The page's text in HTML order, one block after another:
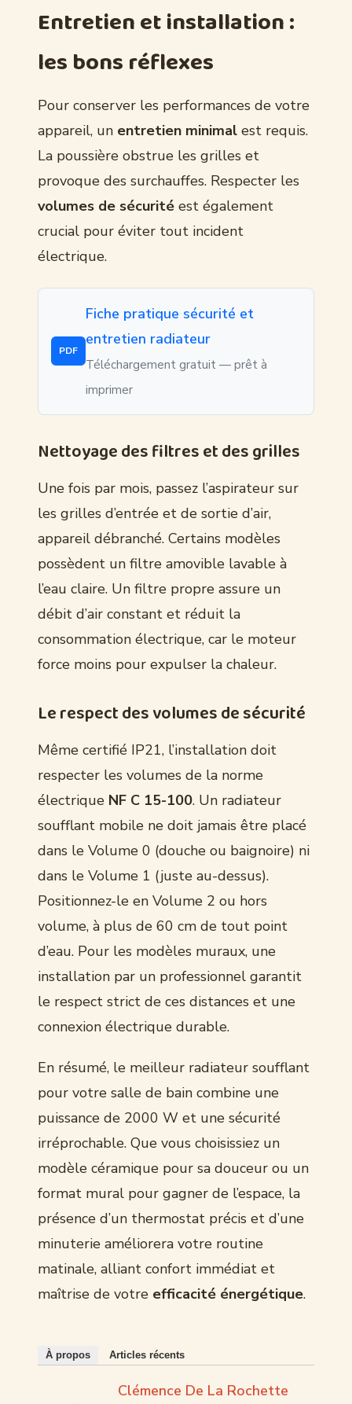
Entretien et installation :
les bons réflexes
Pour conserver les performances de votre
appareil, un entretien minimal est requis.
La poussière obstrue les grilles et
provoque des surchauffes. Respecter les
volumes de sécurité est également
crucial pour éviter tout incident
électrique.
PDF
Fiche pratique sécurité et
entretien radiateur
Téléchargement gratuit — prêt à
imprimer
Nettoyage des filtres et des grilles
Une fois par mois, passez l’aspirateur sur
les grilles d’entrée et de sortie d’air,
appareil débranché. Certains modèles
possèdent un filtre amovible lavable à
l’eau claire. Un filtre propre assure un
débit d’air constant et réduit la
consommation électrique, car le moteur
force moins pour expulser la chaleur.
Le respect des volumes de sécurité
Même certifié IP21, l’installation doit
respecter les volumes de la norme
électrique NF C 15-100. Un radiateur
soufflant mobile ne doit jamais être placé
dans le Volume 0 (douche ou baignoire) ni
dans le Volume 1 (juste au-dessus).
Positionnez-le en Volume 2 ou hors
volume, à plus de 60 cm de tout point
d’eau. Pour les modèles muraux, une
installation par un professionnel garantit
le respect strict de ces distances et une
connexion électrique durable.
En résumé, le meilleur radiateur soufflant
pour votre salle de bain combine une
puissance de 2000 W et une sécurité
irréprochable. Que vous choisissiez un
modèle céramique pour sa douceur ou un
format mural pour gagner de l’espace, la
présence d’un thermostat précis et d’une
minuterie améliorera votre routine
matinale, alliant confort immédiat et
maîtrise de votre efficacité énergétique.
À propos Articles récents
Clémence De La Rochette